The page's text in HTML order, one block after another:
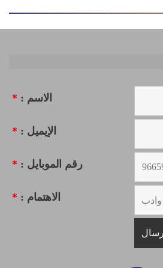
الاسم : *
الإيميل : *
رقم الموبايل : *
الاهتمام : *